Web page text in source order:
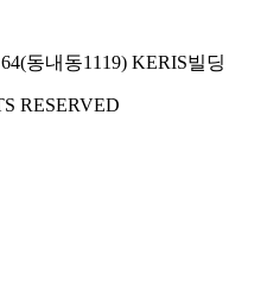
동내동1119) KERIS빌딩
RESERVED